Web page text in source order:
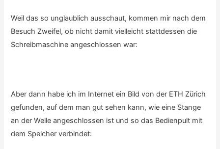
Weil das so unglaublich ausschaut, kommen mir nach dem
Besuch Zweifel, ob nicht damit vielleicht stattdessen die
Schreibmaschine angeschlossen war:
Aber dann habe ich im Internet ein Bild von der ETH Zürich
gefunden, auf dem man gut sehen kann, wie eine Stange
an der Welle angeschlossen ist und so das Bedienpult mit
dem Speicher verbindet: